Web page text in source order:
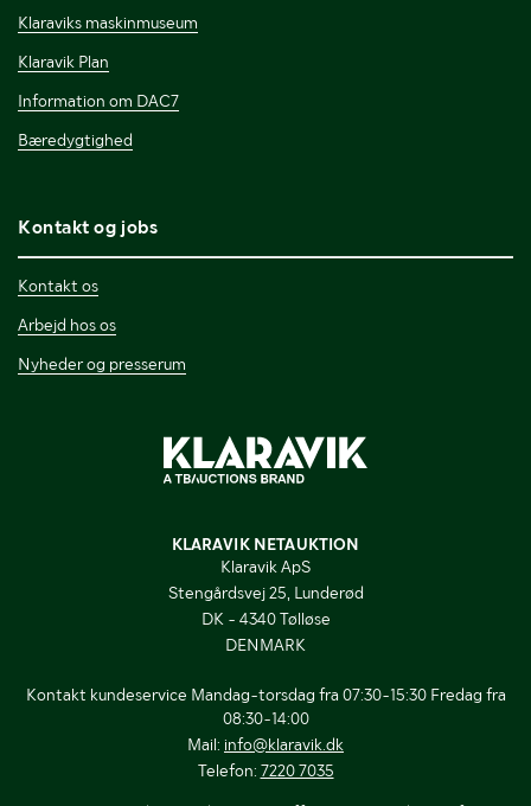
Klaraviks maskinmuseum
Klaravik Plan
Information om DAC7
Bæredygtighed
Kontakt og jobs
Kontakt os
Arbejd hos os
Nyheder og presserum
KLARAVIK NETAUKTION
Klaravik ApS
Stengårdsvej 25, Lunderød
DK - 4340 Tølløse
DENMARK
Kontakt kundeservice Mandag-torsdag fra 07:30-15:30 Fredag fra
08:30-14:00
Mail: info@klaravik.dk
Telefon: 7220 7035